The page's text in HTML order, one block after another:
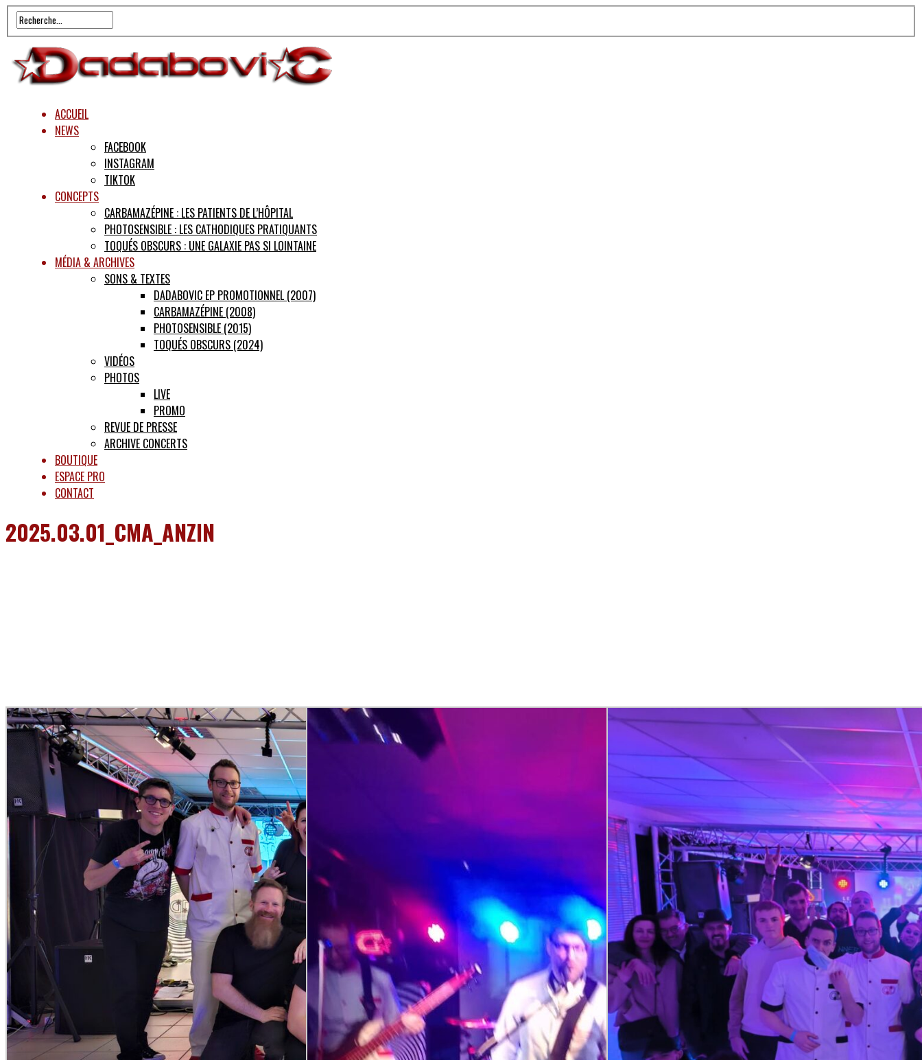
ACCUEIL
NEWS
FACEBOOK
INSTAGRAM
TIKTOK
CONCEPTS
CARBAMAZÉPINE : LES PATIENTS DE L’HÔPITAL
PHOTOSENSIBLE : LES CATHODIQUES PRATIQUANTS
TOQUÉS OBSCURS : UNE GALAXIE PAS SI LOINTAINE
MÉDIA & ARCHIVES
SONS & TEXTES
DADABOVIC EP PROMOTIONNEL (2007)
CARBAMAZÉPINE (2008)
PHOTOSENSIBLE (2015)
TOQUÉS OBSCURS (2024)
VIDÉOS
PHOTOS
LIVE
PROMO
REVUE DE PRESSE
ARCHIVE CONCERTS
BOUTIQUE
ESPACE PRO
CONTACT
2025.03.01_CMA_ANZIN